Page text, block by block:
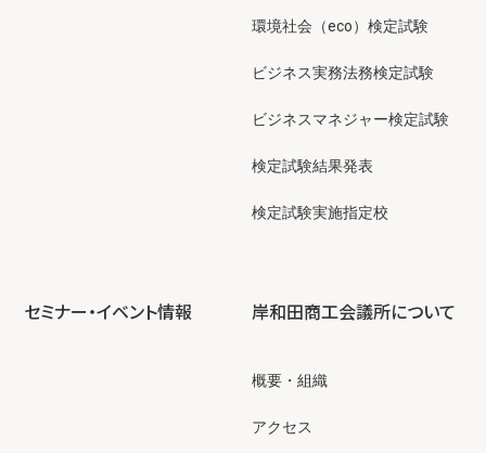
環境社会（eco）検定試験
ビジネス実務法務検定試験
ビジネスマネジャー検定試験
検定試験結果発表
検定試験実施指定校
セミナー・イベント情報 岸和田商工会議所について
概要・組織
アクセス